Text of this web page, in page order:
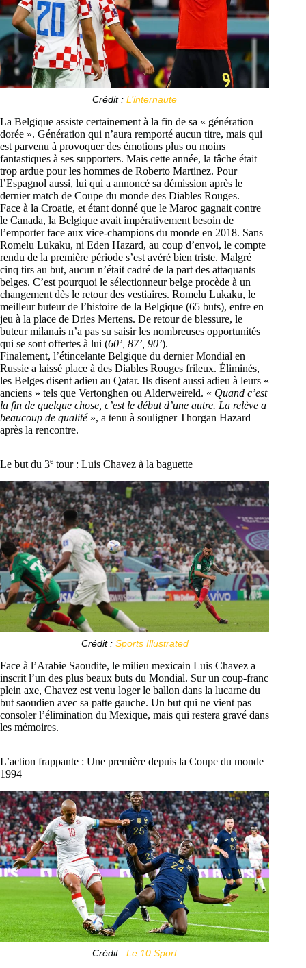
Crédit :L’internaute
La Belgique assiste certainement à la fin de sa « génération
dorée ». Génération qui n’aura remporté aucun titre, mais qui
est parvenu à provoquer des émotions plus ou moins
fantastiques à ses supporters. Mais cette année, la tâche était
trop ardue pour les hommes de Roberto Martinez. Pour
l’Espagnol aussi, lui qui a annoncé sa démission après le
dernier match de Coupe du monde des Diables Rouges.
Face à la Croatie, et étant donné que le Maroc gagnait contre
le Canada, la Belgique avait impérativement besoin de
l’emporter face aux vice-champions du monde en 2018. Sans
Romelu Lukaku, ni Eden Hazard, au coup d’envoi, le compte
rendu de la première période s’est avéré bien triste. Malgré
cinq tirs au but, aucun n’était cadré de la part des attaquants
belges. C’est pourquoi le sélectionneur belge procède à un
changement dès le retour des vestiaires. Romelu Lukaku, le
meilleur buteur de l’histoire de la Belgique (65 buts), entre en
jeu à la place de Dries Mertens. De retour de blessure, le
buteur milanais n’a pas su saisir les nombreuses opportunités
qui se sont offertes à lui (60’, 87’, 90’).
Finalement, l’étincelante Belgique du dernier Mondial en
Russie a laissé place à des Diables Rouges frileux. Éliminés,
les Belges disent adieu au Qatar. Ils disent aussi adieu à leurs «
anciens » tels que Vertonghen ou Alderweireld. « Quand c’est
la fin de quelque chose, c’est le début d’une autre. La relève a
beaucoup de qualité », a tenu à souligner Thorgan Hazard
après la rencontre.
Le but du 3e tour : Luis Chavez à la baguette
Crédit : Sports Illustrated
Face à l’Arabie Saoudite, le milieu mexicain Luis Chavez a
inscrit l’un des plus beaux buts du Mondial. Sur un coup-franc
plein axe, Chavez est venu loger le ballon dans la lucarne du
but saoudien avec sa patte gauche. Un but qui ne vient pas
consoler l’élimination du Mexique, mais qui restera gravé dans
les mémoires.
L’action frappante : Une première depuis la Coupe du monde
1994
Crédit :Le 10 Sport